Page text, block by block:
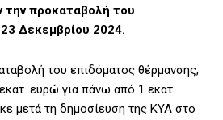
την προκαταβολή του
Δεκεμβρίου 2024.
του επιδόματος θέρμανσης,
ευρώ για πάνω από 1 εκατ.
μετά τη δημοσίευση της ΚΥΑ στο